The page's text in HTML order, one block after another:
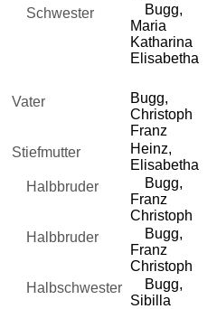
Schwester
Bugg,
Maria
Katharina
Elisabetha
Vater
Bugg,
Christoph
Franz
Stiefmutter
Heinz,
Elisabetha
Halbbruder
Bugg,
Franz
Christoph
Halbbruder
Bugg,
Franz
Christoph
Halbschwester
Bugg,
Sibilla